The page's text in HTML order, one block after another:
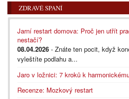
ZDRAVÉ SPANÍ
Jarní restart domova: Proč jen utřít
nestačí?
08.04.2026 - Znáte ten pocit, když
vyleštíte podlahu a...
Jaro v ložnici: 7 kroků k
Recenze: Mozkový restart